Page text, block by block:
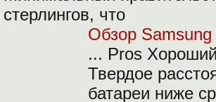
стерлингов, что
Обзор
... Pros
Твердое
батареи ниже